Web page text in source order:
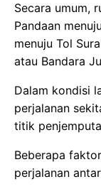
Secara umum,
Pandaan
menuju Tol
atau Bandara
Dalam kondisi
perjalanan
titik
Beberapa
perjalanan